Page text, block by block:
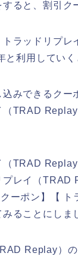
ると、割引ク
ラッドリプ
利用していく
みできるク
TRAD
TRAD
レイ（
ーポン】【
ることにしま
Replay）